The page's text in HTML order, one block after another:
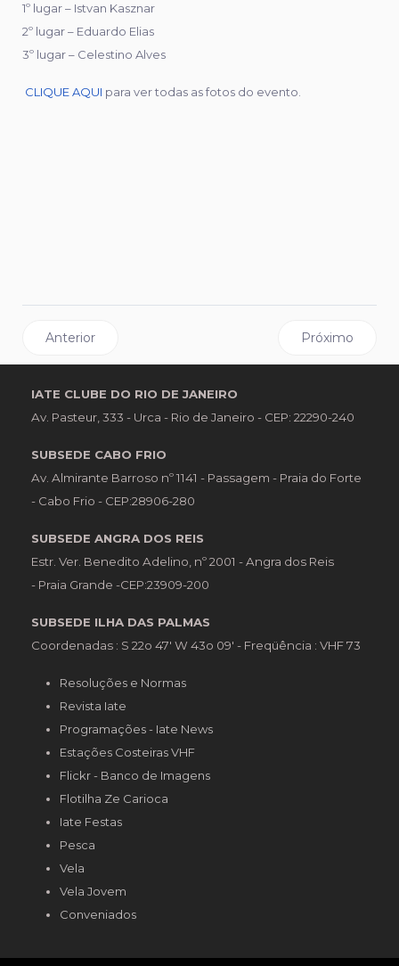
1º lugar – Istvan Kasznar
2º lugar – Eduardo Elias
3º lugar – Celestino Alves
CLIQUE AQUI para ver todas as fotos do evento.
Artigo anterior: 30º Torneio Open 25: equipe Colt
Anterior Próximo
Próximo
IATE CLUBE DO RIO DE JANEIRO
Av. Pasteur, 333 - Urca - Rio de Janeiro - CEP: 22290-240
SUBSEDE CABO FRIO
Av. Almirante Barroso nº 1141 - Passagem - Praia do Forte
- Cabo Frio - CEP:28906-280
SUBSEDE ANGRA DOS REIS
Estr. Ver. Benedito Adelino, nº 2001 - Angra dos Reis
- Praia Grande -CEP:23909-200
SUBSEDE ILHA DAS PALMAS
Coordenadas : S 22o 47' W 43o 09' - Freqüência : VHF 73
Resoluções e Normas
Revista Iate
Programações - Iate News
Estações Costeiras VHF
Flickr - Banco de Imagens
Flotilha Ze Carioca
Iate Festas
Pesca
Vela
Vela Jovem
Conveniados